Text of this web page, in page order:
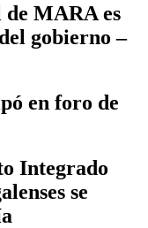
de MARA es
gobierno –
en foro de
Integrado
se